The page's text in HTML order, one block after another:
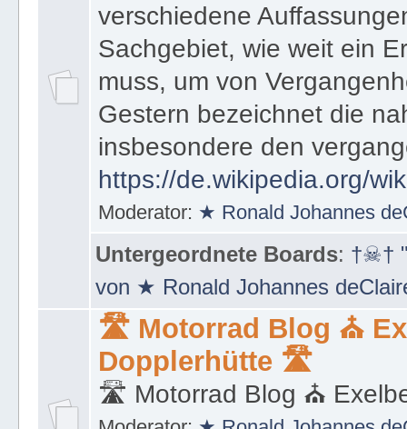
verschiedene
Sachgebiet, wie weit ein
muss, um von
Gestern bezeichnet die
insbesondere den
https://de.wikipedia.org/
Moderator: ★ Ronald Johannes
Untergeordnete Boards: †☠†
von ★ Ronald Johannes
🛣 Motorrad Blog ⛪
Dopplerhütte 🛣
🛣 Motorrad Blog ⛪